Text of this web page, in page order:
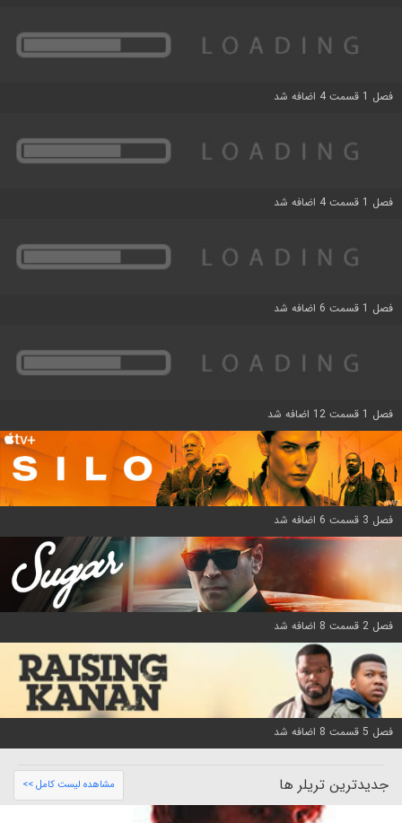
فصل 1 قسمت 4 اضافه شد
فصل 1 قسمت 4 اضافه شد
فصل 1 قسمت 6 اضافه شد
فصل 1 قسمت 12 اضافه شد
فصل 3 قسمت 6 اضافه شد
فصل 2 قسمت 8 اضافه شد
فصل 5 قسمت 8 اضافه شد
جدیدترین تریلر ها مشاهده لیست کامل >>